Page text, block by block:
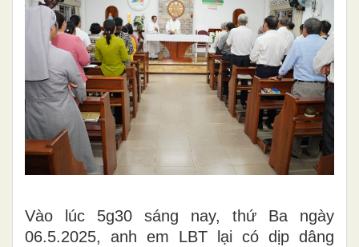
Vào lúc 5g30 sáng nay, thứ Ba ngày
06.5.2025, anh em LBT lại có dịp dâng